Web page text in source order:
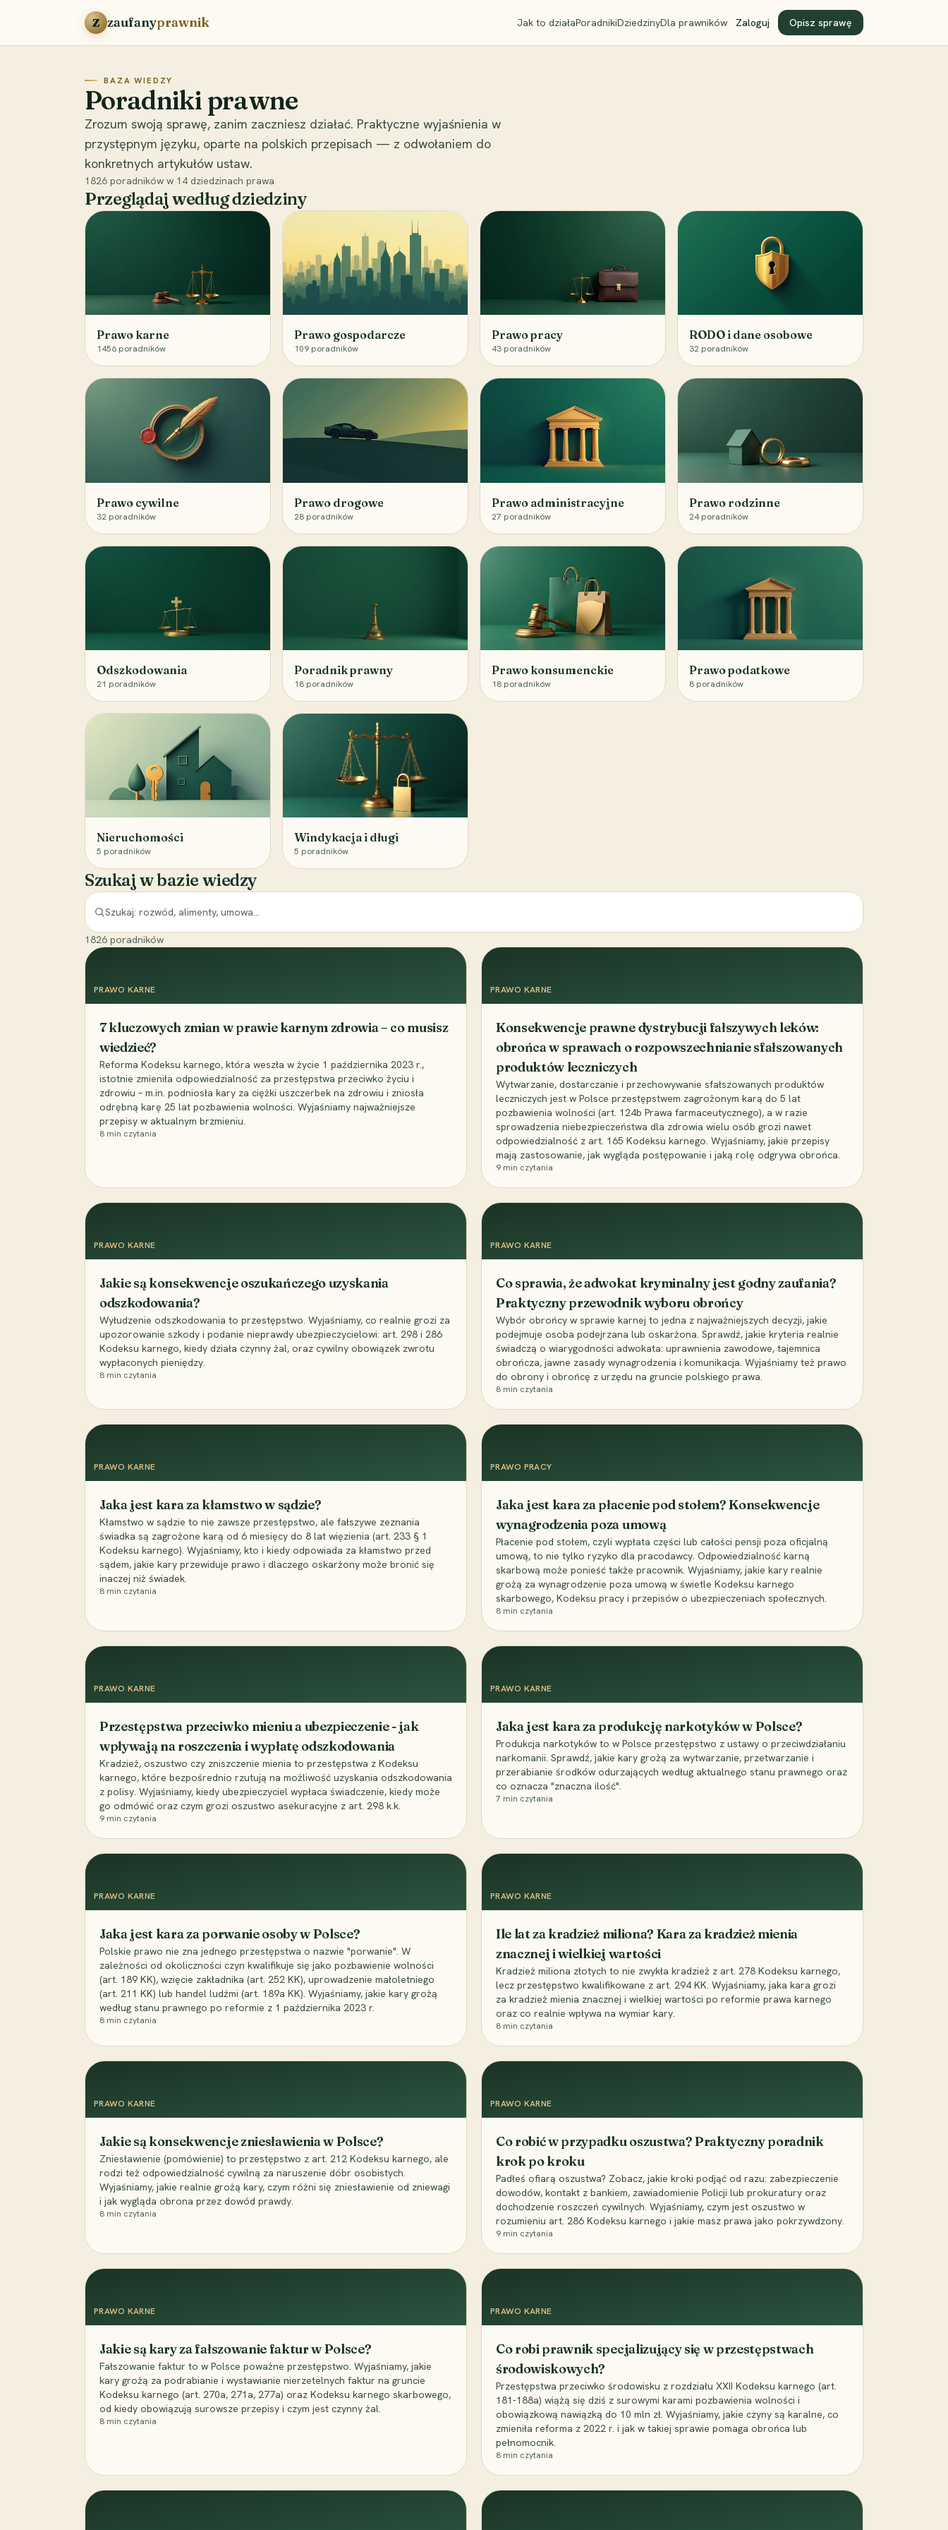
Przejdź do treści
Z zaufanyprawnik Jak to działaPoradnikiDziedzinyDla prawników Zaloguj Opisz sprawę
BAZA WIEDZY
Poradniki prawne
Zrozum swoją sprawę, zanim zaczniesz działać. Praktyczne wyjaśnienia w
przystępnym języku, oparte na polskich przepisach — z odwołaniem do
konkretnych artykułów ustaw.
1826 poradników w 14 dziedzinach prawa
Przeglądaj według dziedziny
Prawo karne
1456 poradników
Prawo gospodarcze
109 poradników
Prawo pracy
43 poradników
RODO i dane osobowe
32 poradników
Prawo cywilne
32 poradników
Prawo drogowe
28 poradników
Prawo administracyjne
27 poradników
Prawo rodzinne
24 poradników
Odszkodowania
21 poradników
Poradnik prawny
18 poradników
Prawo konsumenckie
18 poradników
Prawo podatkowe
8 poradników
Nieruchomości
5 poradników
Windykacja i długi
5 poradników
Szukaj w bazie wiedzy
1826 poradników
PRAWO KARNE
7 kluczowych zmian w prawie karnym zdrowia – co musisz
wiedzieć?
Reforma Kodeksu karnego, która weszła w życie 1 października 2023 r.,
istotnie zmieniła odpowiedzialność za przestępstwa przeciwko życiu i
zdrowiu – m.in. podniosła kary za ciężki uszczerbek na zdrowiu i zniosła
odrębną karę 25 lat pozbawienia wolności. Wyjaśniamy najważniejsze
przepisy w aktualnym brzmieniu.
8 min czytania
PRAWO KARNE
Konsekwencje prawne dystrybucji fałszywych leków:
obrońca w sprawach o rozpowszechnianie sfałszowanych
produktów leczniczych
Wytwarzanie, dostarczanie i przechowywanie sfałszowanych produktów
leczniczych jest w Polsce przestępstwem zagrożonym karą do 5 lat
pozbawienia wolności (art. 124b Prawa farmaceutycznego), a w razie
sprowadzenia niebezpieczeństwa dla zdrowia wielu osób grozi nawet
odpowiedzialność z art. 165 Kodeksu karnego. Wyjaśniamy, jakie przepisy
mają zastosowanie, jak wygląda postępowanie i jaką rolę odgrywa obrońca.
9 min czytania
PRAWO KARNE
Jakie są konsekwencje oszukańczego uzyskania
odszkodowania?
Wyłudzenie odszkodowania to przestępstwo. Wyjaśniamy, co realnie grozi za
upozorowanie szkody i podanie nieprawdy ubezpieczycielowi: art. 298 i 286
Kodeksu karnego, kiedy działa czynny żal, oraz cywilny obowiązek zwrotu
wypłaconych pieniędzy.
8 min czytania
PRAWO KARNE
Co sprawia, że adwokat kryminalny jest godny zaufania?
Praktyczny przewodnik wyboru obrońcy
Wybór obrońcy w sprawie karnej to jedna z najważniejszych decyzji, jakie
podejmuje osoba podejrzana lub oskarżona. Sprawdź, jakie kryteria realnie
świadczą o wiarygodności adwokata: uprawnienia zawodowe, tajemnica
obrończa, jawne zasady wynagrodzenia i komunikacja. Wyjaśniamy też prawo
do obrony i obrońcę z urzędu na gruncie polskiego prawa.
8 min czytania
PRAWO KARNE
Jaka jest kara za kłamstwo w sądzie?
Kłamstwo w sądzie to nie zawsze przestępstwo, ale fałszywe zeznania
świadka są zagrożone karą od 6 miesięcy do 8 lat więzienia (art. 233 § 1
Kodeksu karnego). Wyjaśniamy, kto i kiedy odpowiada za kłamstwo przed
sądem, jakie kary przewiduje prawo i dlaczego oskarżony może bronić się
inaczej niż świadek.
8 min czytania
PRAWO PRACY
Jaka jest kara za płacenie pod stołem? Konsekwencje
wynagrodzenia poza umową
Płacenie pod stołem, czyli wypłata części lub całości pensji poza oficjalną
umową, to nie tylko ryzyko dla pracodawcy. Odpowiedzialność karną
skarbową może ponieść także pracownik. Wyjaśniamy, jakie kary realnie
grożą za wynagrodzenie poza umową w świetle Kodeksu karnego
skarbowego, Kodeksu pracy i przepisów o ubezpieczeniach społecznych.
8 min czytania
PRAWO KARNE
Przestępstwa przeciwko mieniu a ubezpieczenie - jak
wpływają na roszczenia i wypłatę odszkodowania
Kradzież, oszustwo czy zniszczenie mienia to przestępstwa z Kodeksu
karnego, które bezpośrednio rzutują na możliwość uzyskania odszkodowania
z polisy. Wyjaśniamy, kiedy ubezpieczyciel wypłaca świadczenie, kiedy może
go odmówić oraz czym grozi oszustwo asekuracyjne z art. 298 k.k.
9 min czytania
PRAWO KARNE
Jaka jest kara za produkcję narkotyków w Polsce?
Produkcja narkotyków to w Polsce przestępstwo z ustawy o przeciwdziałaniu
narkomanii. Sprawdź, jakie kary grożą za wytwarzanie, przetwarzanie i
przerabianie środków odurzających według aktualnego stanu prawnego oraz
co oznacza "znaczna ilość".
7 min czytania
PRAWO KARNE
Jaka jest kara za porwanie osoby w Polsce?
Polskie prawo nie zna jednego przestępstwa o nazwie "porwanie". W
zależności od okoliczności czyn kwalifikuje się jako pozbawienie wolności
(art. 189 KK), wzięcie zakładnika (art. 252 KK), uprowadzenie małoletniego
(art. 211 KK) lub handel ludźmi (art. 189a KK). Wyjaśniamy, jakie kary grożą
według stanu prawnego po reformie z 1 października 2023 r.
8 min czytania
PRAWO KARNE
Ile lat za kradzież miliona? Kara za kradzież mienia
znacznej i wielkiej wartości
Kradzież miliona złotych to nie zwykła kradzież z art. 278 Kodeksu karnego,
lecz przestępstwo kwalifikowane z art. 294 KK. Wyjaśniamy, jaka kara grozi
za kradzież mienia znacznej i wielkiej wartości po reformie prawa karnego
oraz co realnie wpływa na wymiar kary.
8 min czytania
PRAWO KARNE
Jakie są konsekwencje zniesławienia w Polsce?
Zniesławienie (pomówienie) to przestępstwo z art. 212 Kodeksu karnego, ale
rodzi też odpowiedzialność cywilną za naruszenie dóbr osobistych.
Wyjaśniamy, jakie realnie grożą kary, czym różni się zniesławienie od zniewagi
i jak wygląda obrona przez dowód prawdy.
8 min czytania
PRAWO KARNE
Co robić w przypadku oszustwa? Praktyczny poradnik
krok po kroku
Padłeś ofiarą oszustwa? Zobacz, jakie kroki podjąć od razu: zabezpieczenie
dowodów, kontakt z bankiem, zawiadomienie Policji lub prokuratury oraz
dochodzenie roszczeń cywilnych. Wyjaśniamy, czym jest oszustwo w
rozumieniu art. 286 Kodeksu karnego i jakie masz prawa jako pokrzywdzony.
9 min czytania
PRAWO KARNE
Jakie są kary za fałszowanie faktur w Polsce?
Fałszowanie faktur to w Polsce poważne przestępstwo. Wyjaśniamy, jakie
kary grożą za podrabianie i wystawianie nierzetelnych faktur na gruncie
Kodeksu karnego (art. 270a, 271a, 277a) oraz Kodeksu karnego skarbowego,
od kiedy obowiązują surowsze przepisy i czym jest czynny żal.
8 min czytania
PRAWO KARNE
Co robi prawnik specjalizujący się w przestępstwach
środowiskowych?
Przestępstwa przeciwko środowisku z rozdziału XXII Kodeksu karnego (art.
181-188a) wiążą się dziś z surowymi karami pozbawienia wolności i
obowiązkową nawiązką do 10 mln zł. Wyjaśniamy, jakie czyny są karalne, co
zmieniła reforma z 2022 r. i jak w takiej sprawie pomaga obrońca lub
pełnomocnik.
8 min czytania